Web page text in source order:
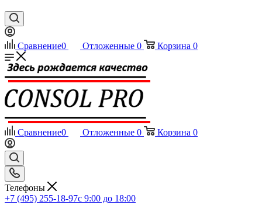
Сравнение0 Отложенные 0 Корзина 0
Сравнение0 Отложенные 0 Корзина 0
Телефоны
+7 (495) 255-18-97с 9:00 до 18:00